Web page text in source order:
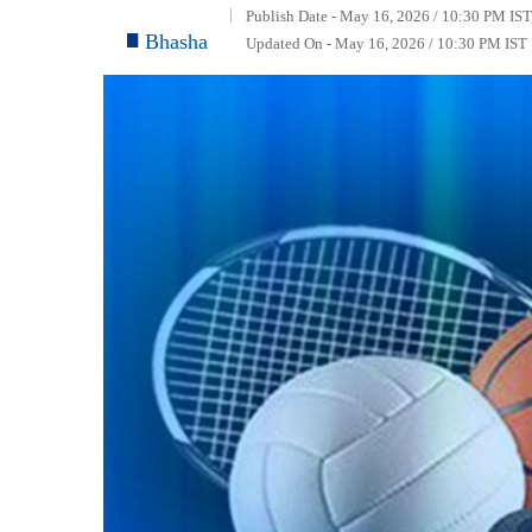
Bhasha
Publish Date - May 16, 2026 / 10:30 PM
Updated On - May 16, 2026 / 10:30 PM IST